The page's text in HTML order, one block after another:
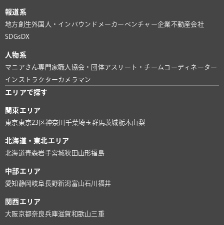
報道系
地方創生外国人・インバウンド メーカー ベンチャー企業不動産会社
SDGs DX
人物系
マニアさん専門家 職人 協会・団体アスリート・チーム コーディネーター
インストラクターカメラマン
エリアで探す
関東エリア
東京 東京23区神奈川 千葉埼玉群馬茨城栃木山梨
北海道・東北エリア
北海道青森岩手宮城秋田 山形福島
中部エリア
愛知 静岡 岐阜長野新潟富山石川 福井
関西エリア
大阪京都奈良兵庫滋賀和歌山 三重